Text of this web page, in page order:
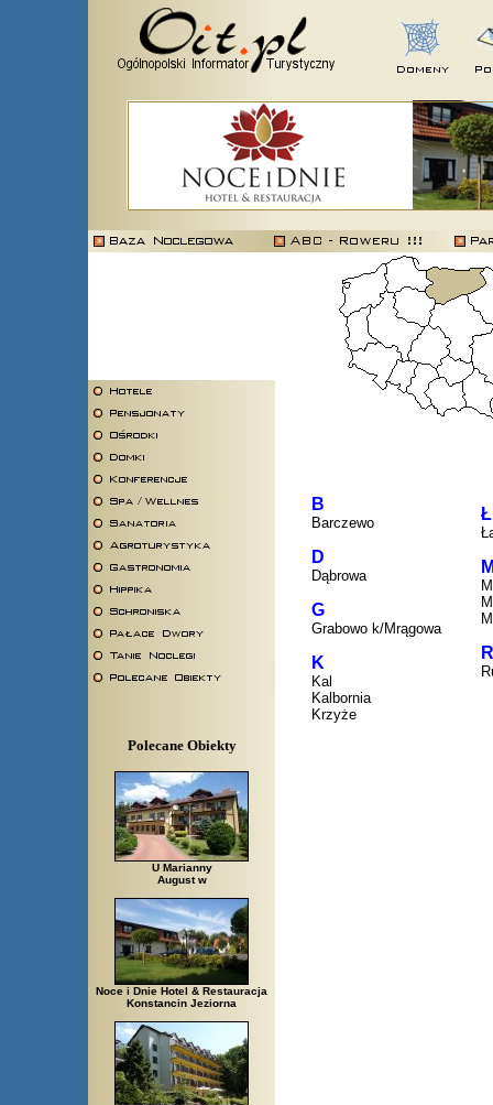
Polecane Obiekty
U Marianny
August w
Noce i Dnie Hotel & Restauracja
Konstancin Jeziorna
B
Barczewo
D
Dąbrowa
G
Grabowo k/Mrągowa
K
Kal
Kalbornia
Krzyże
Ł
R